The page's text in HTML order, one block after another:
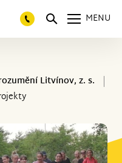
MENU
Litvínov, z. s.